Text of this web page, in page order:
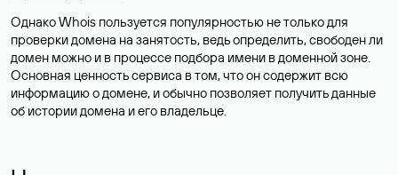
Однако Whois пользуется популярностью не только для
проверки домена на занятость, ведь определить, свободен ли
домен можно и в процессе подбора имени в доменной зоне.
Основная ценность сервиса в том, что он содержит всю
информацию о домене, и обычно позволяет получить данные
об истории домена и его владельце.